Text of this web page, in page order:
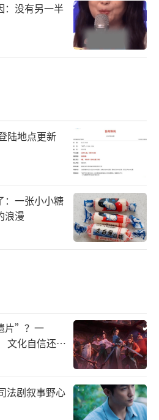
之中，又是情理之外。付
的对你好吗》引起全场粉
安可曲是付豪与粉丝的双
、不舍、留恋在“他真的
要你回答，这样我才能放
落下帷幕~
：没有另一半
陆地点更新
：一张小小糖
浪漫
片”？一
文化自信还是
法剧叙事野心